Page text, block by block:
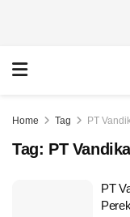
Home Tag PT
Tag: PT
PT